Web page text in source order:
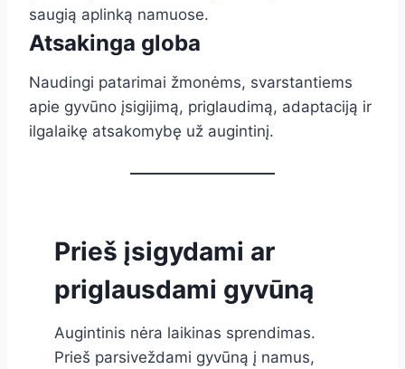
saugią aplinką namuose.
Atsakinga globa
Naudingi patarimai žmonėms, svarstantiems
apie gyvūno įsigijimą, priglaudimą, adaptaciją ir
ilgalaikę atsakomybę už augintinį.
Prieš įsigydami ar
priglausdami gyvūną
Augintinis nėra laikinas sprendimas.
Prieš parsiveždami gyvūną į namus,